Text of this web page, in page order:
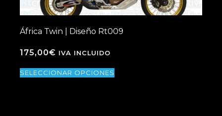
África Twin | Diseño Rt009
175,00€ IVA INCLUIDO
SELECCIONAR OPCIONES